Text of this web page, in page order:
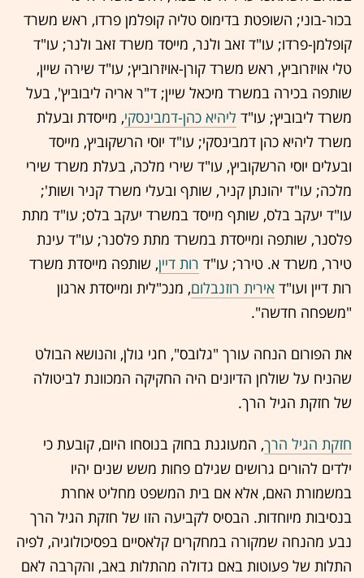
בכור-בוני; השופטת בדימוס טליה קופלמן פרדו, ראש משרד
קופלמן-פרדו; עו"ד זאב ולנר, מייסד משרד זאב ולנר; עו"ד
טלי אויזרוביץ, ראש משרד קורן-אויזרוביץ; עו"ד שירה שיין,
שותפה בכירה במשרד מיכאל שיין; ד"ר אריה ליבוביץ', בעל
משרד ליבוביץ; עו"ד ליהיא כהן-דמבינסקי, מייסדת ובעלת
משרד ליהיא כהן דמבינסקי; עו"ד יוסי הרשקוביץ, מייסד
ובעלים יוסי הרשקוביץ, עו"ד שירי מלכה, בעלת משרד שירי
מלכה; עו"ד יהונתן קניר, שותף ובעלי משרד קניר ושות';
עו"ד יעקב בלס, שותף מייסד במשרד יעקב בלס; עו"ד מתת
פלסנר, שותפה ומייסדת במשרד מתת פלסנר; עו"ד עינת
טירר, משרד א. טירר; עו"ד רות דיין, שותפה מייסדת משרד
רות דיין ועו"ד אירית רוזנבלום, מנכ"לית ומייסדת ארגון
"משפחה חדשה".
את הפורום הנחה עורך "גלובס", חגי גולן, והנושא הבולט
שהניח על שולחן הדיונים היה החקיקה המכוונת לביטולה
של חזקת הגיל הרך.
חזקת הגיל הרך, המעוגנת בחוק בנוסחו היום, קובעת כי
ילדים להורים גרושים שגילם פחות משש שנים יהיו
במשמורת האם, אלא אם בית המשפט מחליט אחרת
בנסיבות מיוחדות. הבסיס לקביעה הזו של חזקת הגיל הרך
נבע מהנחה שמקורה במחקרים קלאסיים בפסיכולוגיה, לפיה
התלות של פעוטות באם גדולה מהתלות באב, והקרבה לאם